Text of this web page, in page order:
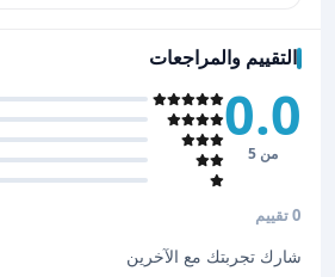
التقييم والمراجعات
0.0
من 5
0 تقييم
شارك تجربتك مع الآخرين